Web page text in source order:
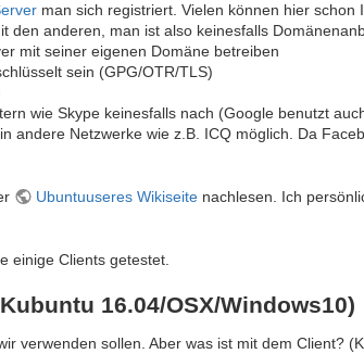
man sich registriert. Vielen können hier schon
den anderen, man ist also keinesfalls
mit seiner eigenen Domäne betreiben
sein (GPG/OTR/TLS)
wie Skype keinesfalls nach (Google benutzt
andere Netzwerke wie z.B. ICQ möglich. Da
Ubuntuuseres Wikiseitenachlesen. Ich
einige Clients getestet.
16.04/OSX/Windows10)
verwenden sollen. Aber was ist mit dem Client?